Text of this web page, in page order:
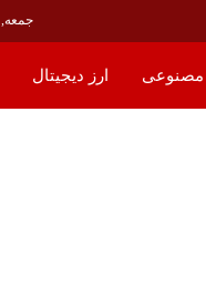
جمعه, ۱۶ مرداد , ۱۴۰۵
ارز دیجیتال